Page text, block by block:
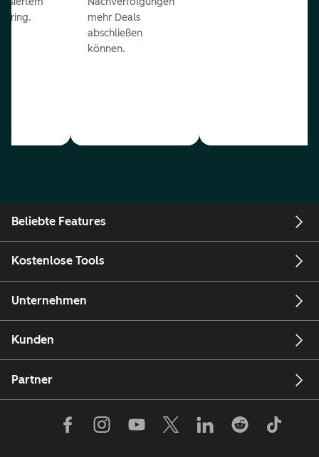
mehr Deals
abschließen
können.
Beliebte Features
Kostenlose Tools
Unternehmen
Kunden
Partner